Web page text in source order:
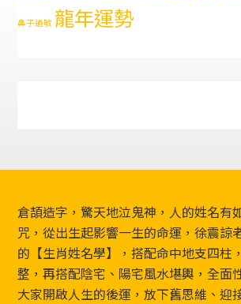
鼻子過敏 龍年運勢
Footer
倉頡造字，驚天地泣鬼神，人的姓名有
咒，從出生起影響一生的命運，徐震諒
的【生肖姓名學】，搭配命中地支四柱
整，再搭配陰宅、陽宅風水堪輿，全面
大家開啟人生的後運，放下舊思維、迎